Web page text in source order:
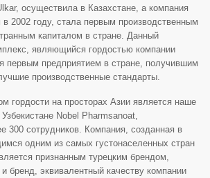
осуществила в Казахстане, а компания
в 2002 году, стала первым производственным
капиталом в стране. Данный
являющийся гордостью компании
первым предприятием в стране, получившим
производственные стандарты.
гордости на просторах Азии является наше
Nobel Pharmsanoat,
300 сотрудников. Компания, созданная в
одним из самых густонаселенных стран
признанным турецким брендом,
бренд, эквивалентный качеству компании